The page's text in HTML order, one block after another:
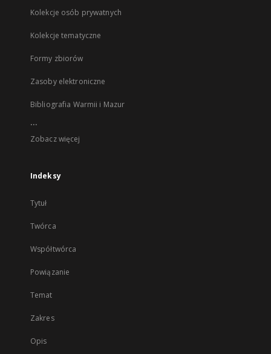
Kolekcje osób prywatnych
Kolekcje tematyczne
Formy zbiorów
Zasoby elektroniczne
Bibliografia Warmii i Mazur
...
Zobacz więcej
Indeksy
Tytuł
Twórca
Współtwórca
Powiązanie
Temat
Zakres
Opis